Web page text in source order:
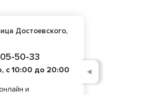
Достоевского,
50-33
с 10:00 до 20:00
и
◄